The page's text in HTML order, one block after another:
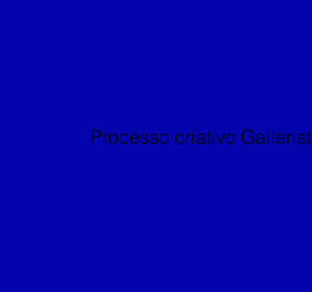
Processo criativo Gallerist